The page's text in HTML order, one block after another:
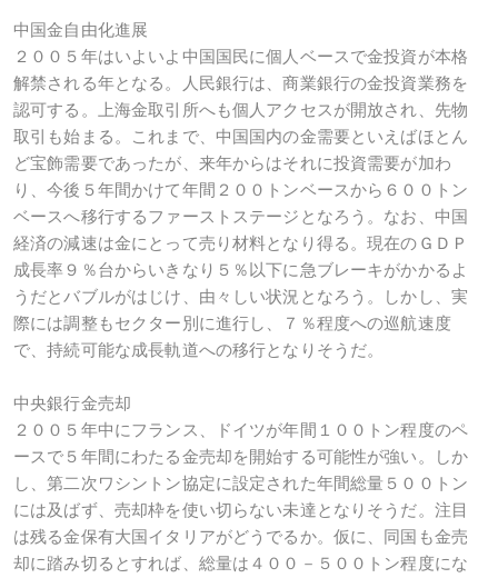
中国金自由化進展
２００５年はいよいよ中国国民に個人ベースで金投資が本格
解禁される年となる。人民銀行は、商業銀行の金投資業務を
認可する。上海金取引所へも個人アクセスが開放され、先物
取引も始まる。これまで、中国国内の金需要といえばほとん
ど宝飾需要であったが、来年からはそれに投資需要が加わ
り、今後５年間かけて年間２００トンベースから６００トン
ベースへ移行するファーストステージとなろう。なお、中国
経済の減速は金にとって売り材料となり得る。現在のＧＤＰ
成長率９％台からいきなり５％以下に急ブレーキがかかるよ
うだとバブルがはじけ、由々しい状況となろう。しかし、実
際には調整もセクター別に進行し、７％程度への巡航速度
で、持続可能な成長軌道への移行となりそうだ。
中央銀行金売却
２００５年中にフランス、ドイツが年間１００トン程度のペ
ースで５年間にわたる金売却を開始する可能性が強い。しか
し、第二次ワシントン協定に設定された年間総量５００トン
には及ばず、売却枠を使い切らない未達となりそうだ。注目
は残る金保有大国イタリアがどうでるか。仮に、同国も金売
却に踏み切るとすれば、総量は４００－５００トン程度にな